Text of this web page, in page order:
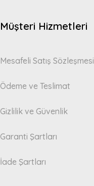
Müşteri Hizmetleri
Mesafeli Satış Sözleşmesi
Ödeme ve Teslimat
Gizlilik ve Güvenlik
Garanti Şartları
İade Şartları